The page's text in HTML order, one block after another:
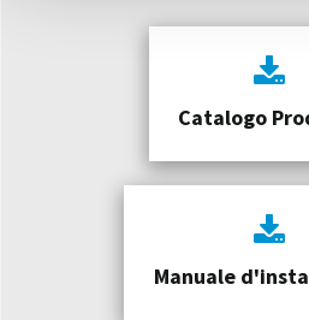
Catalogo
Manuale